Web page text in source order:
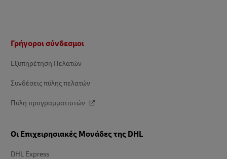
Γρήγοροι σύνδεσμοι
Εξυπηρέτηση Πελατών
Συνδέσεις πύλης πελατών
Πύλη προγραμματιστών
Οι Επιχειρησιακές Μονάδες της DHL
DHL Express